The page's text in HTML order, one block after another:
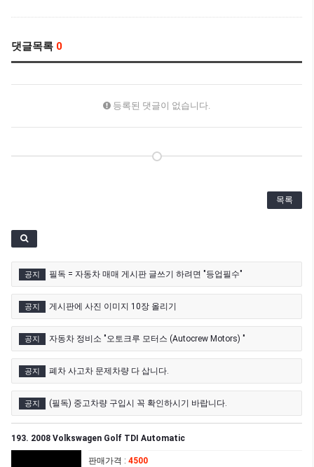
댓글목록 0
등록된 댓글이 없습니다.
목록
공지 필독 = 자동차 매매 게시판 글쓰기 하려면 "등업필수"
공지 게시판에 사진 이미지 10장 올리기
공지 자동차 정비소 "오토크루 모터스 (Autocrew Motors) "
공지 폐차 사고차 문제차량 다 삽니다.
공지 (필독) 중고차량 구입시 꼭 확인하시기 바랍니다.
193. 2008 Volkswagen Golf TDI Automatic
판매가격 : 4500